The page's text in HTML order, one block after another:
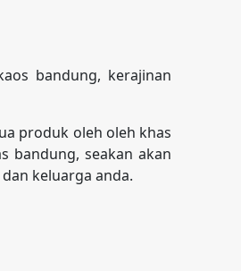
bandung, kerajinan
produk oleh oleh khas
bandung, seakan akan
keluarga anda.